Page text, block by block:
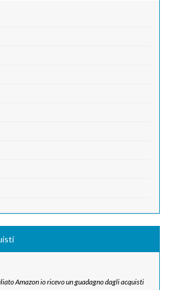
Amazon io ricevo un guadagno dagli acquisti